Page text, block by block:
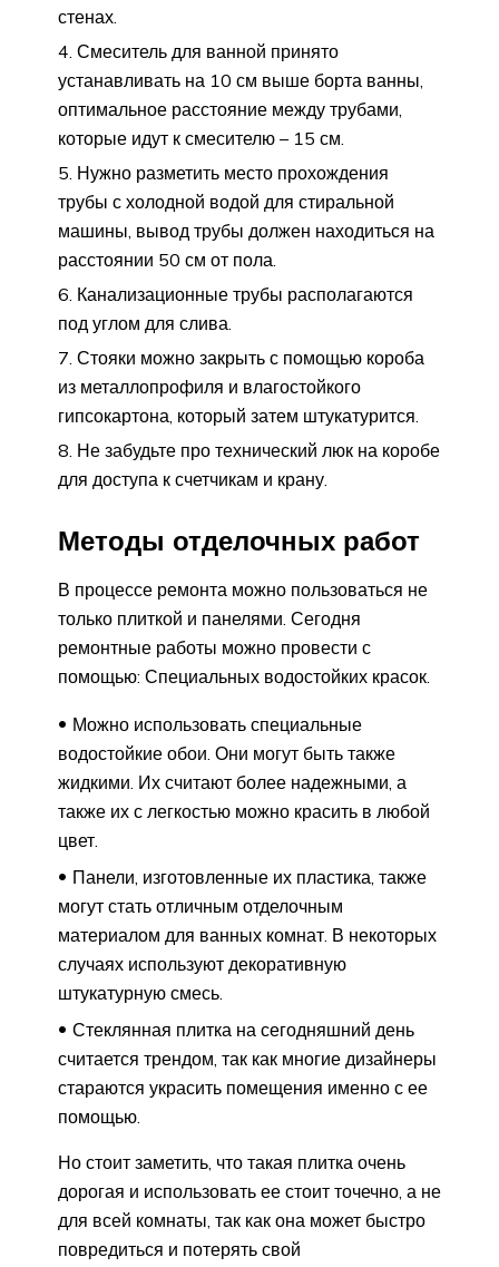
стенах.
Смеситель для ванной принято
устанавливать на 10 см выше борта ванны,
оптимальное расстояние между трубами,
которые идут к смесителю – 15 см.
Нужно разметить место прохождения
трубы с холодной водой для стиральной
машины, вывод трубы должен находиться на
расстоянии 50 см от пола.
Канализационные трубы располагаются
под углом для слива.
Стояки можно закрыть с помощью короба
из металлопрофиля и влагостойкого
гипсокартона, который затем штукатурится.
Не забудьте про технический люк на коробе
для доступа к счетчикам и крану.
Методы отделочных работ
В процессе ремонта можно пользоваться не
только плиткой и панелями. Сегодня
ремонтные работы можно провести с
помощью: Специальных водостойких красок.
Можно использовать специальные
водостойкие обои. Они могут быть также
жидкими. Их считают более надежными, а
также их с легкостью можно красить в любой
цвет.
Панели, изготовленные их пластика, также
могут стать отличным отделочным
материалом для ванных комнат. В некоторых
случаях используют декоративную
штукатурную смесь.
Стеклянная плитка на сегодняшний день
считается трендом, так как многие дизайнеры
стараются украсить помещения именно с ее
помощью.
Но стоит заметить, что такая плитка очень
дорогая и использовать ее стоит точечно, а не
для всей комнаты, так как она может быстро
повредиться и потерять свой